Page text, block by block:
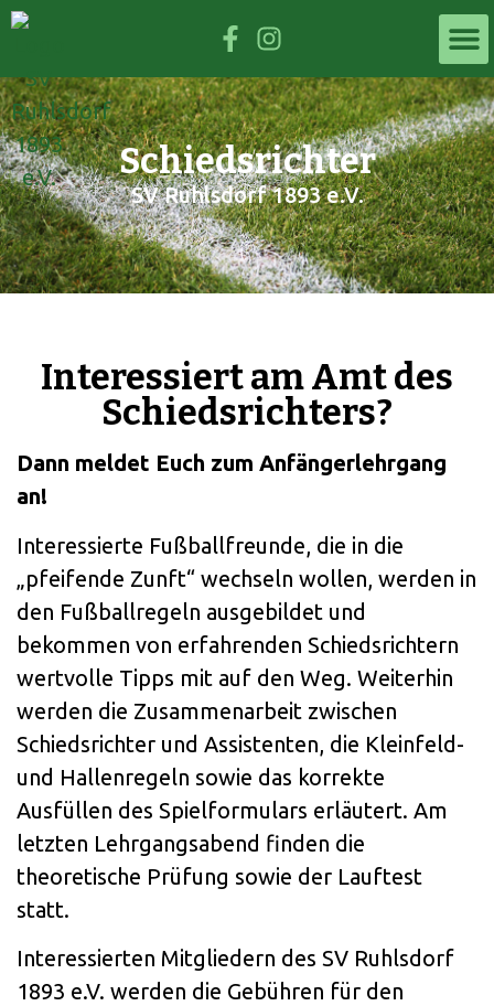
Schiedsrichter
SV Ruhlsdorf 1893 e.V.
Interessiert am Amt des
Schiedsrichters?
Dann meldet Euch zum Anfängerlehrgang
an!
Interessierte Fußballfreunde, die in die
„pfeifende Zunft“ wechseln wollen, werden in
den Fußballregeln ausgebildet und
bekommen von erfahrenden Schiedsrichtern
wertvolle Tipps mit auf den Weg. Weiterhin
werden die Zusammenarbeit zwischen
Schiedsrichter und Assistenten, die Kleinfeld-
und Hallenregeln sowie das korrekte
Ausfüllen des Spielformulars erläutert. Am
letzten Lehrgangsabend finden die
theoretische Prüfung sowie der Lauftest
statt.
Interessierten Mitgliedern des SV Ruhlsdorf
1893 e.V. werden die Gebühren für den